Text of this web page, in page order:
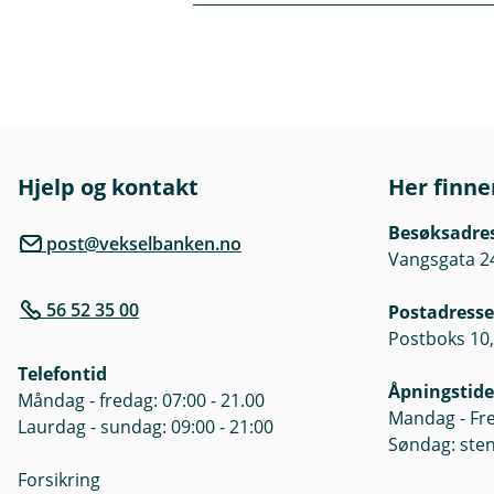
n
Informasjon om fonda sine
Oversikt over fonda sine
Hjelp og kontakt
post@vekselbanken.no
56 52 35 00
Telefontid
Måndag - fredag: 07:00 - 21.00
Laurdag - sundag: 09:00 - 21:00
Forsikring
Her
Vangsgata
Postadresse
Postboks
Mandag -
Søndag: